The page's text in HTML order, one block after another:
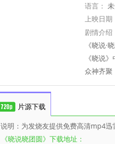
语言：
上映日期
剧情介绍
《晓说·
《晓说
众神齐聚
片源下载
说明：为发烧友提供免费高清mp4
《晓说晓团圆》下载地址：